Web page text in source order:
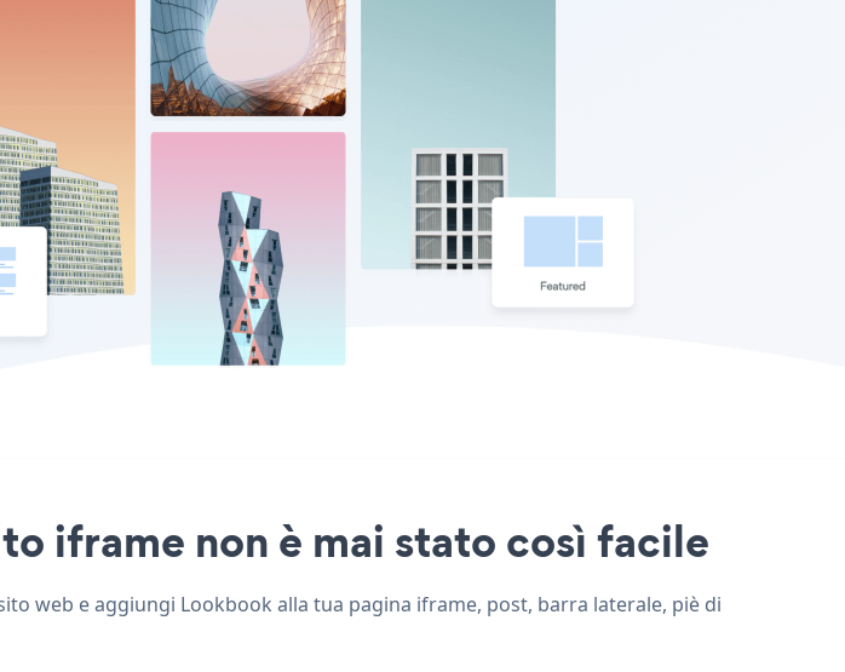
iframe non è mai stato così facile
web e aggiungi Lookbook alla tua pagina iframe, post, barra laterale, piè di